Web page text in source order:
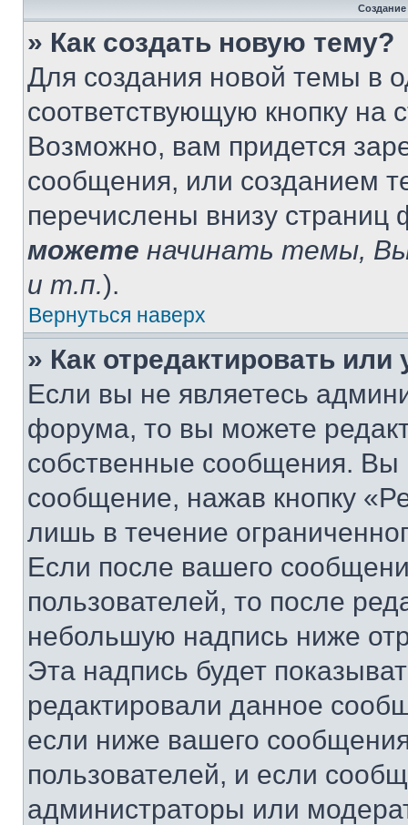
» Как создать новую тему?
Для создания новой темы в
соответствующую кнопку
Возможно, вам придется
сообщения, или созданием
перечислены внизу
можете начинать темы,
и т.п.).
Вернуться наверх
» Как отредактировать
Если вы не являетесь
форума, то вы можете
собственные сообщения. Вы
сообщение, нажав кнопку
лишь в течение
Если после вашего
пользователей, то после
небольшую надпись ниже
Эта надпись будет
редактировали данное
если ниже вашего
пользователей, и если
администраторы или